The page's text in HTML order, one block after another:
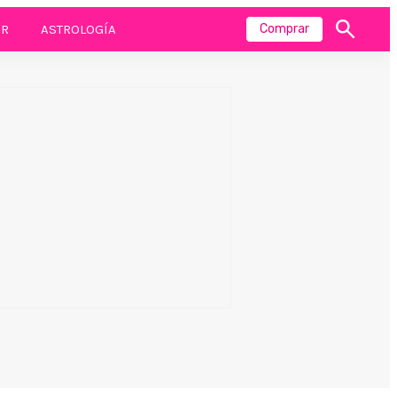
ASTROLOGÍA Comprar
Mostrar